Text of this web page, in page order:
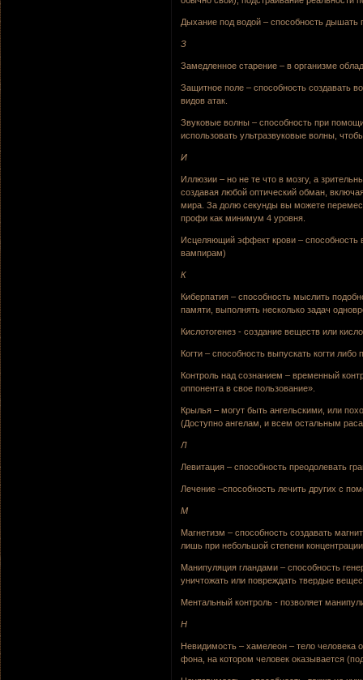
Дыхание под водой – способность дышать
З
Замедленное старение – в организме
Защитное поле – способность создавать
видов атак.
Звуковые волны – способность при
использовать ультразвуковые волны,
И
Иллюзии – но не те что в мозгу, а
создавая любой оптический обман,
мира. За долю секунды вы можете
профи как минимум 4 уровня.
Исцеляющий эффект крови – способность
вампирам)
К
Киберпатия – способность мыслить
памяти, выполнять несколько задач
Кислотогенез - создание веществ или
Когти – способность выпускать когти
Контроль над сознанием – временный
оппонента в свое пользование».
Крылья – могут быть ангельскими, или
(Доступно ангелам, и всем остальным
Л
Левитация – способность преодолевать
Лечение –способность лечить других с
М
Магнетизм – способность создавать
лишь при небольшой степени
Манипуляция гландами – способность
уничтожать или повреждать твердые
Ментальный контроль - позволяет
Н
Невидимость – хамелеон – тело человека
фона, на котором человек оказывается